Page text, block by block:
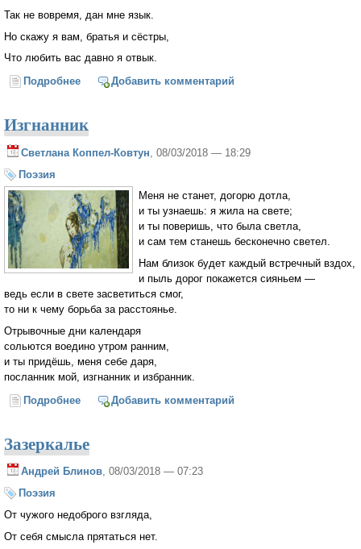
Так не вовремя, дан мне язык.
Но скажу я вам, братья и сёстры,
Что любить вас давно я отвык.
Подробнее о Я не знаю
Добавить комментарий
Изгнанник
Светлана Коппел-Ковтун , 08/03/2018 — 18:29
Поэзия
Меня не станет, догорю дотла,
и ты узнаешь: я жила на свете;
и ты поверишь, что была светла,
и сам тем станешь бесконечно светел.
Нам близок будет каждый встречный вздох,
и пыль дорог покажется сияньем —
ведь если в свете засветиться смог,
то ни к чему борьба за расстоянье.
Отрывочные дни календаря
сольются воедино утром ранним,
и ты придёшь, меня себе даря,
посланник мой, изгнанник и избранник.
Подробнее о Изгнанник
Добавить комментарий
Зазеркалье
Андрей Блинов, 08/03/2018 — 07:23
Поэзия
От чужого недоброго взгляда,
От себя смысла прятаться нет.